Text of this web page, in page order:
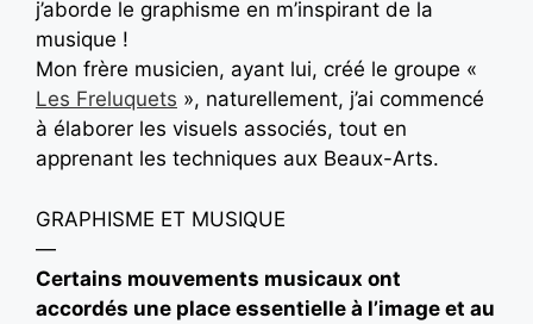
j’aborde le graphisme en m’inspirant de la
musique !
Mon frère musicien, ayant lui, créé le groupe «
Les Freluquets », naturellement, j’ai commencé
à élaborer les visuels associés, tout en
apprenant les techniques aux Beaux-Arts.
GRAPHISME ET MUSIQUE
—
Certains mouvements musicaux ont
accordés une place essentielle à l’image et au